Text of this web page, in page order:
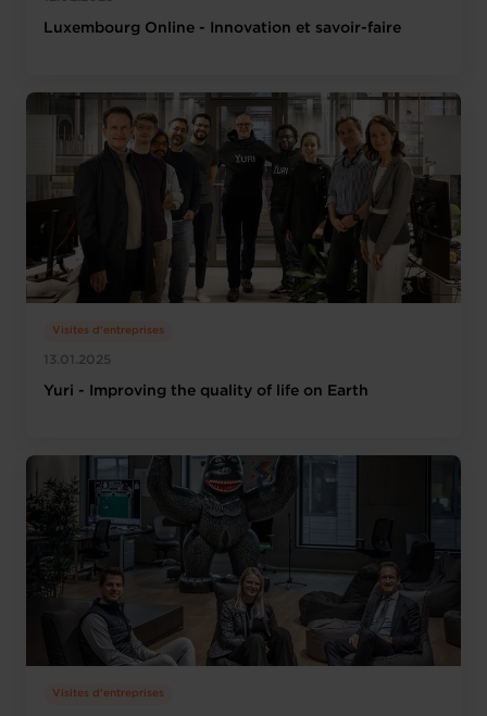
Luxembourg Online - Innovation et savoir-faire
13.01.2025
Visites d'entreprises
Yuri - Improving the quality of life on Earth
Visites d'entreprises